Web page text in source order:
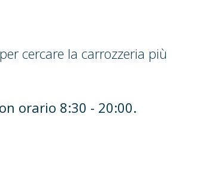
cercare la carrozzeria più
orario 8:30 - 20:00.